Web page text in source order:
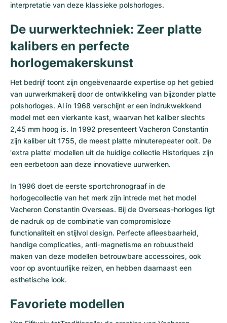
interpretatie van deze klassieke polshorloges.
De uurwerktechniek: Zeer platte
kalibers en perfecte
horlogemakerskunst
Het bedrijf toont zijn ongeëvenaarde expertise op het gebied
van uurwerkmakerij door de ontwikkeling van bijzonder platte
polshorloges. Al in 1968 verschijnt er een indrukwekkend
model met een vierkante kast, waarvan het kaliber slechts
2,45 mm hoog is. In 1992 presenteert Vacheron Constantin
zijn kaliber uit 1755, de meest platte minuterepeater ooit. De
'extra platte' modellen uit de huidige collectie Historiques zijn
een eerbetoon aan deze innovatieve uurwerken.
In 1996 doet de eerste sportchronograaf in de
horlogecollectie van het merk zijn intrede met het model
Vacheron Constantin Overseas. Bij de Overseas-horloges ligt
de nadruk op de combinatie van compromisloze
functionaliteit en stijlvol design. Perfecte afleesbaarheid,
handige complicaties, anti-magnetisme en robuustheid
maken van deze modellen betrouwbare accessoires, ook
voor op avontuurlijke reizen, en hebben daarnaast een
esthetische look.
Favoriete modellen